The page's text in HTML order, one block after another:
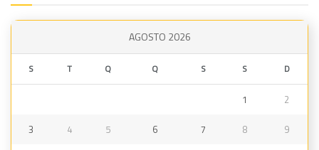
AGOSTO 2026
S T Q Q S S D
1 2
3 4 5 6 7 8 9